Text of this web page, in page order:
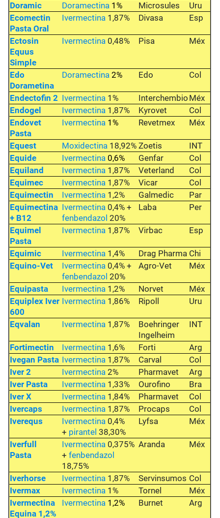
Doramic Doramectina 1% Microsules
Uru
Ecomectin
Pasta Oral
Ivermectina 1,87% Divasa Esp
Ectosin
Equus
Simple
Ivermectina 0,48% Pisa Méx
Edo
Dorametina
Doramectina2% Edo Col
Endectofin 2 Ivermectina 1% Interchembio Méx
Endogel
Ivermectina 1,87% Kyrovet
Col
Endovet
Pasta
Ivermectina 1% Revetmex Méx
Equest Moxidectina 18,92% Zoetis
INT
Equide
Ivermectina 0,6% Genfar
Col
Equiland
Ivermectina 1,87% Veterland
Col
Equimec
Ivermectina 1,87% Vicar
Col
Equimectin
Ivermectina 1,2% Galmedic
Par
Equimectina
+ B12
Ivermectina 0,4% +
fenbendazol 20%
Laba Per
Equimel
Pasta
Ivermectina 1,87% Virbac Esp
Equimic Ivermectina 1,4% Drag Pharma Chi
Equino-Vet
Ivermectina 0,4% +
fenbendazol 20%
Agro-Vet Méx
Equipasta Ivermectina 1,2% Norvet
Méx
Equiplex Iver
600
Ivermectina 1,86% Ripoll Uru
Eqvalan Ivermectina 1,87%
Boehringer
Ingelheim
INT
Fortimectin Ivermectina 1,6% Forti
Arg
Ivegan Pasta Ivermectina 1,87% Carval
Col
Iver 2
Ivermectina 2% Pharmavet
Arg
Iver Pasta
Ivermectina 1,33% Ourofino
Bra
Iver X
Ivermectina 1,84% Pharmavet
Col
Ivercaps
Ivermectina 1,87% Procaps
Col
Iverequs
Ivermectina 0,4%
+ pirantel 38,30%
Lyfsa Méx
Iverfull
Pasta
Ivermectina 0,375%
+fenbendazol
18,75%
Aranda Méx
Iverhorse Ivermectina 1,87% Servinsumos Col
Ivermax
Ivermectina 1% Tornel
Méx
Ivermectina
Equina 1,2%
Ivermectina 1,2% Burnet Arg